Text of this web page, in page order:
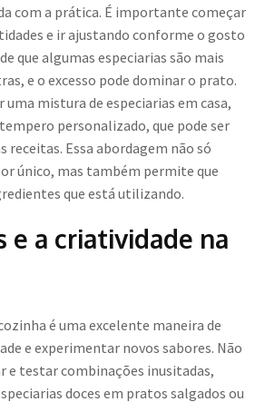
com a prática. É importante começar
e ir ajustando conforme o gosto
que algumas especiarias são mais
e o excesso pode dominar o prato.
uma mistura de especiarias em casa,
personalizado, que pode ser
receitas. Essa abordagem não só
único, mas também permite que
que está utilizando.
e a criatividade na
é uma excelente maneira de
e experimentar novos sabores. Não
e testar combinações inusitadas,
doces em pratos salgados ou